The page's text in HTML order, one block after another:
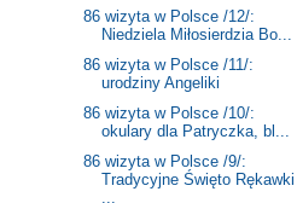
86 wizyta w Polsce /12/:
Niedziela Miłosierdzia Bo...
86 wizyta w Polsce /11/:
urodziny Angeliki
86 wizyta w Polsce /10/:
okulary dla Patryczka, bl...
86 wizyta w Polsce /9/:
Tradycyjne Święto Rękawki